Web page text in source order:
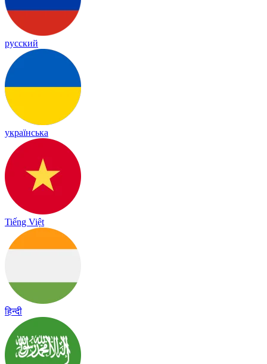
русский
українська
Tiếng Việt
हिन्दी